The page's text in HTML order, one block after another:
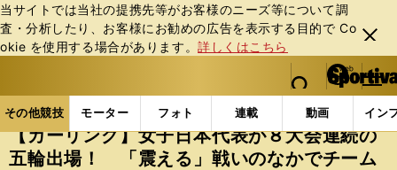
当サイトでは当社の提携先等がお客様のニーズ等について調
査・分析したり、お客様にお勧めの広告を表⽰する⽬的で Co
okie を使⽤する場合があります。詳しくはこちら
閉じ
る
web Sportiva (webスポルティーバ)
検索
マイペ
ー
ジ
メニュ
その他競技 モーター フォト 連載 動画 イン
ス
ポ
ル
その他競技の記事一覧 その他競技 冬季競技 【
【カーリング】女子日本代表が８大会連続の
五輪出場！ 「震える」戦いのなかでチーム